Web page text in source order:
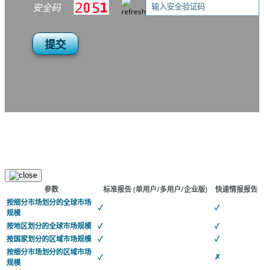
安全码
提交
参数 标准报告(单用户/多用户/企业版)
快速情报报告
按细分市场划分的全球市场
规模
✓
✓
按地区划分的全球市场规模
✓
✓
按国家划分的区域市场规模
✓
✓
按细分市场划分的区域市场
规模
✓
✗